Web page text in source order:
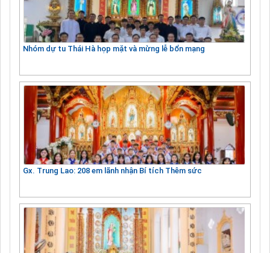
Nhóm dự tu Thái Hà họp mặt và mừng lễ bổn mạng
Gx. Trung Lao: 208 em lãnh nhận Bí tích Thêm sức